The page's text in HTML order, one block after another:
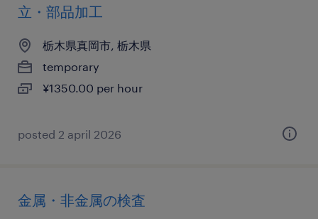
立・部品加工
栃木県真岡市, 栃木県
temporary
¥1350.00 per hour
posted 2 april 2026
金属・非金属の検査